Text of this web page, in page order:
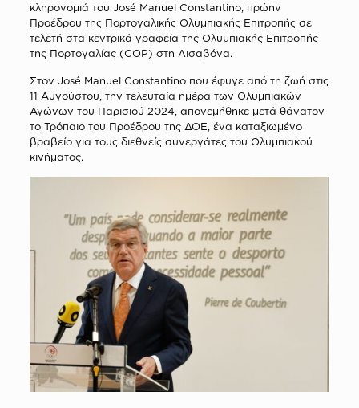
κληρονομιά του José Manuel Constantino, πρώην
Προέδρου της Πορτογαλικής Ολυμπιακής Επιτροπής σε
τελετή στα κεντρικά γραφεία της Oλυμπιακής Επιτροπής
της Πορτογαλίας (COP) στη Λισαβόνα.
Στον José Manuel Constantino που έφυγε από τη ζωή στις
11 Αυγούστου, την τελευταία ημέρα των Ολυμπιακών
Αγώνων του Παρισιού 2024, απονεμήθηκε μετά θάνατον
το Τρόπαιο του Προέδρου της ΔΟΕ, ένα καταξιωμένο
βραβείο για τους διεθνείς συνεργάτες του Ολυμπιακού
κινήματος.